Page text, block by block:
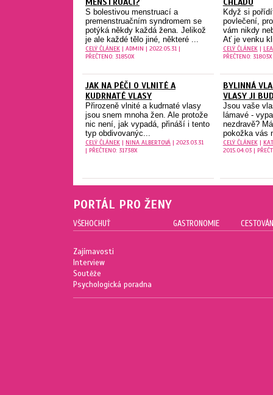
MENSTRUACI?
S bolestivou menstruací a
premenstruačním syndromem se
potýká někdy každá žena. Jelikož
je ale každé tělo jiné, některé ...
CELÝ ČLÁNEK | ADMIN | 2022.05.31 |
PŘEČTENO: 31850X
CHLADU
Když si
povlečení,
vám nikdy
Ať je venku
CELÝ ČLÁNEK|
PŘEČTENO: 31803X
JAK NA PÉČI O VLNITÉ A
KUDRNATÉ VLASY
Přirozeně vlnité a kudrnaté vlasy
jsou snem mnoha žen. Ale protože
nic není, jak vypadá, přináší i tento
typ obdivovanýc...
CELÝ ČLÁNEK | NINA ALBERTOVÁ | 2023.03.31
| PŘEČTENO: 31738X
BYLINNÁ
VLASY JI
Jsou vaše
lámavé -
nezdravě?
pokožka vás
CELÝ ČLÁNEK|
2015.04.03 |
PORTÁL PRO ŽENY
VŠEHOCHUŤ
Zajímavosti
Interview
Soutěže
Psychologická poradna
GASTRONOMIE